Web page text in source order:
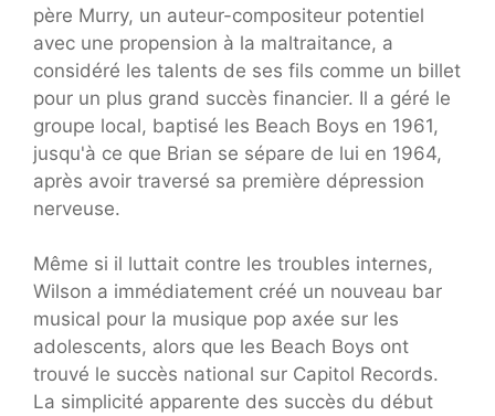
père Murry, un auteur-compositeur potentiel
avec une propension à la maltraitance, a
considéré les talents de ses fils comme un billet
pour un plus grand succès financier. Il a géré le
groupe local, baptisé les Beach Boys en 1961,
jusqu'à ce que Brian se sépare de lui en 1964,
après avoir traversé sa première dépression
nerveuse.
Même si il luttait contre les troubles internes,
Wilson a immédiatement créé un nouveau bar
musical pour la musique pop axée sur les
adolescents, alors que les Beach Boys ont
trouvé le succès national sur Capitol Records.
La simplicité apparente des succès du début